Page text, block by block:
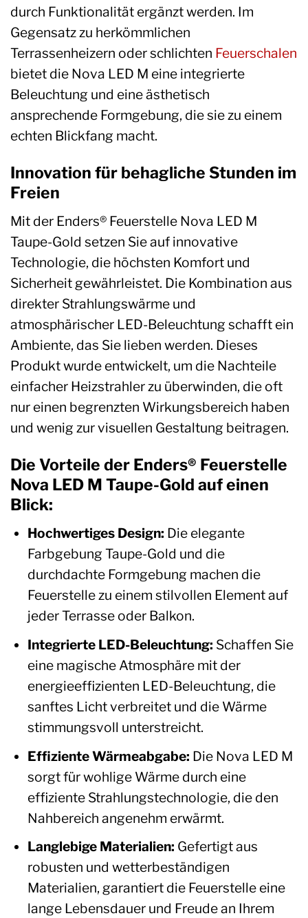
durch Funktionalität ergänzt werden. Im
Gegensatz zu herkömmlichen
Terrassenheizern oder schlichten Feuerschalen
bietet die Nova LED M eine integrierte
Beleuchtung und eine ästhetisch
ansprechende Formgebung, die sie zu einem
echten Blickfang macht.
Innovation für behagliche Stunden im
Freien
Mit der Enders® Feuerstelle Nova LED M
Taupe-Gold setzen Sie auf innovative
Technologie, die höchsten Komfort und
Sicherheit gewährleistet. Die Kombination aus
direkter Strahlungswärme und
atmosphärischer LED-Beleuchtung schafft ein
Ambiente, das Sie lieben werden. Dieses
Produkt wurde entwickelt, um die Nachteile
einfacher Heizstrahler zu überwinden, die oft
nur einen begrenzten Wirkungsbereich haben
und wenig zur visuellen Gestaltung beitragen.
Die Vorteile der Enders® Feuerstelle
Nova LED M Taupe-Gold auf einen
Blick:
Hochwertiges Design: Die elegante
Farbgebung Taupe-Gold und die
durchdachte Formgebung machen die
Feuerstelle zu einem stilvollen Element auf
jeder Terrasse oder Balkon.
Integrierte LED-Beleuchtung: Schaffen Sie
eine magische Atmosphäre mit der
energieeffizienten LED-Beleuchtung, die
sanftes Licht verbreitet und die Wärme
stimmungsvoll unterstreicht.
Effiziente Wärmeabgabe: Die Nova LED M
sorgt für wohlige Wärme durch eine
effiziente Strahlungstechnologie, die den
Nahbereich angenehm erwärmt.
Langlebige Materialien: Gefertigt aus
robusten und wetterbeständigen
Materialien, garantiert die Feuerstelle eine
lange Lebensdauer und Freude an Ihrem